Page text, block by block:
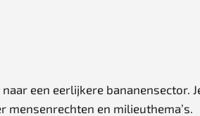
een eerlijkere bananensector.
en milieuthema’s.